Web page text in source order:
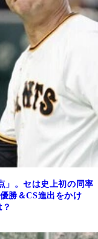
。セは史上初の同率
勝＆CS進出をかけ